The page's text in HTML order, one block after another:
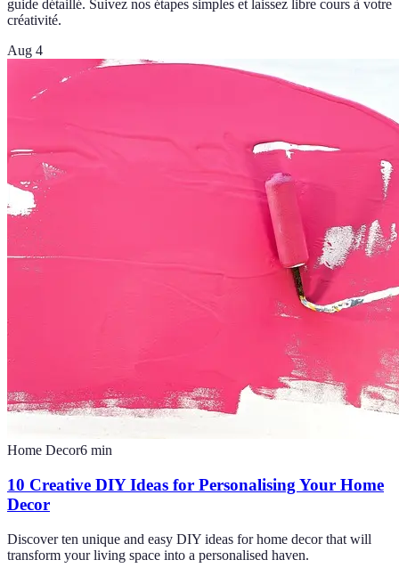
guide détaillé. Suivez nos étapes simples et laissez libre cours à votre
créativité.
Aug 4
Home Decor6 min
10 Creative DIY Ideas for Personalising Your Home
Decor
Discover ten unique and easy DIY ideas for home decor that will
transform your living space into a personalised haven.